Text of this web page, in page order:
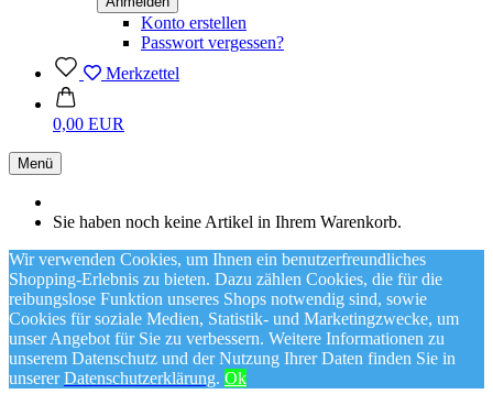
Konto erstellen
Passwort vergessen?
Merkzettel
0,00 EUR
Menü
Sie haben noch keine Artikel in Ihrem Warenkorb.
Wir verwenden Cookies, um Ihnen ein benutzerfreundliches
Shopping-Erlebnis zu bieten. Dazu zählen Cookies, die für die
reibungslose Funktion unseres Shops notwendig sind, sowie
Cookies für soziale Medien, Statistik- und Marketingzwecke, um
unser Angebot für Sie zu verbessern. Weitere Informationen zu
unserem Datenschutz und der Nutzung Ihrer Daten finden Sie in
unsererDatenschutzerklärung. Ok